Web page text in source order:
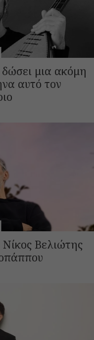
μια ακόμη
αυτό τον
Βελιώτης